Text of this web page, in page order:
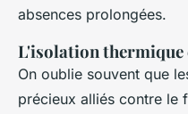
absences prolongées.
L'isolation thermique
On oublie souvent que
précieux alliés contre le